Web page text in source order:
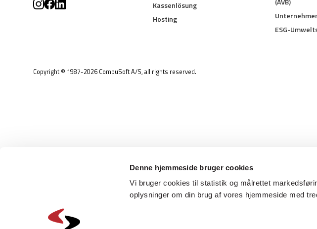
Denne hjemmeside bruger cookies
Vi bruger cookies til statistik og målrettet
oplysninger om din brug af vores hjemmeside med
Kassenlösung
Hosting
ESG-
Copyright © 1987-2026 CompuSoft A/S, all rights reserved.